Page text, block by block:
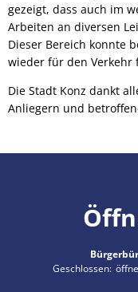
gezeigt, dass auch im
Arbeiten an diversen
Dieser Bereich konnte
wieder für den Verkehr
Die Stadt Konz dankt
Anliegern und
Klicken, um
Geschlossen: